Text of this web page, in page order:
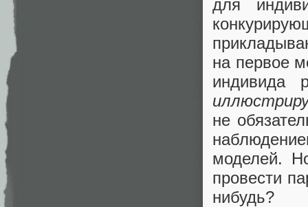
для
на первое
индивида
не
моделей.
провести
нибудь?